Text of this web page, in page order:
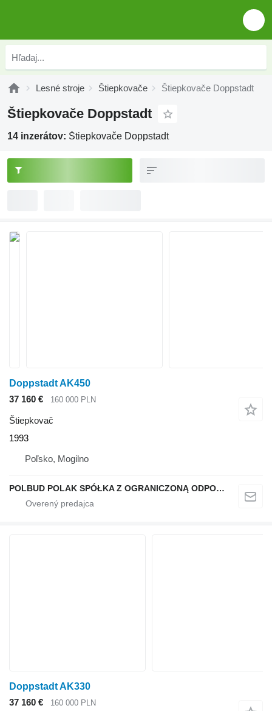
Lesné stroje Štiepkovače Štiepkovače Doppstadt
Štiepkovače Doppstadt
14 inzerátov: Štiepkovače Doppstadt
Doppstadt AK450
37 160 €
160 000 PLN
Štiepkovač
1993
Poľsko, Mogilno
POLBUD POLAK SPÓŁKA Z OGRANICZONĄ ODPOWIEDZIALNOŚCIĄ
Doppstadt AK330
37 160 €
160 000 PLN